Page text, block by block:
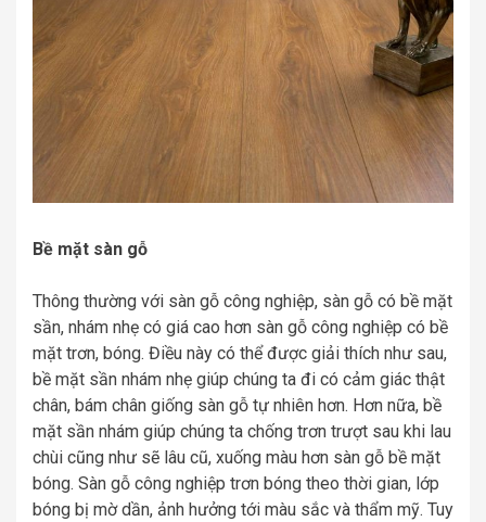
Bề mặt sàn gỗ
Thông thường với sàn gỗ công nghiệp, sàn gỗ có bề mặt
sần, nhám nhẹ có giá cao hơn sàn gỗ công nghiệp có bề
mặt trơn, bóng. Điều này có thể được giải thích như sau,
bề mặt sần nhám nhẹ giúp chúng ta đi có cảm giác thật
chân, bám chân giống sàn gỗ tự nhiên hơn. Hơn nữa, bề
mặt sần nhám giúp chúng ta chống trơn trượt sau khi lau
chùi cũng như sẽ lâu cũ, xuống màu hơn sàn gỗ bề mặt
bóng. Sàn gỗ công nghiệp trơn bóng theo thời gian, lớp
bóng bị mờ dần, ảnh hưởng tới màu sắc và thẩm mỹ. Tuy